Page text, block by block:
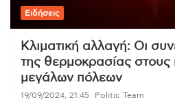
Ειδήσεις
Κλιματική αλλαγή: Οι
της θερμοκρασίας στους
μεγάλων πόλεων
19/09/2024, 21:45 Politic Team